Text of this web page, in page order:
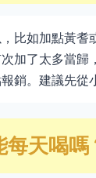
比如加點黃耆
加了太多當歸
銷。建議先從
每天喝嗎